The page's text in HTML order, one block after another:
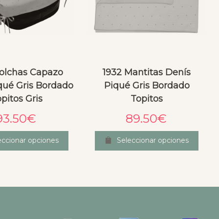
Capazo
Gris Bordado
Gris
€
opciones
1932 Mantitas Denís
Piqué Gris Bordado
Topitos
89.50€
Seleccionar opciones